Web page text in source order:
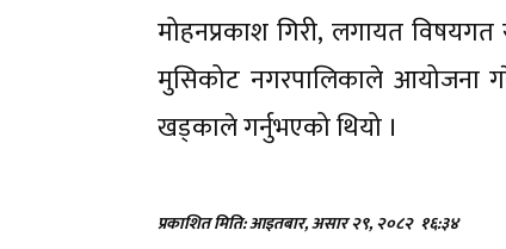
मोहनप्रकाश गिरी, लगायत
मुसिकोट नगरपालिकाले आयोजना
खड्काले गर्नुभएको थियो ।
प्रकाशित मिति: आइतबार, असार २९, २०८२ १६:३४